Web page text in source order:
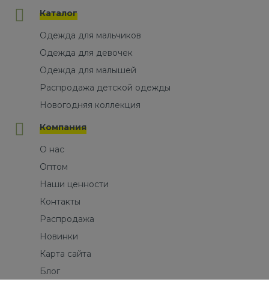
Каталог
Одежда для мальчиков
Одежда для девочек
Одежда для малышей
Распродажа детской одежды
Новогодняя коллекция
Компания
О нас
Оптом
Наши ценности
Контакты
Распродажа
Новинки
Карта сайта
Блог